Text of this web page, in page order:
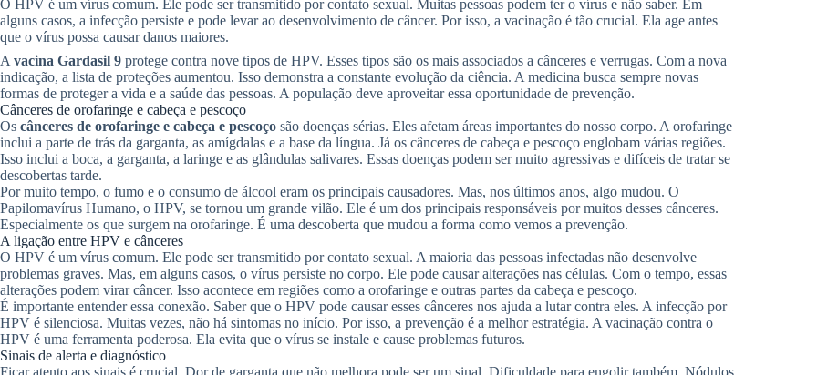
O HPV é um vírus comum. Ele pode ser transmitido por contato sexual. Muitas pessoas podem ter o vírus e não saber. Em
alguns casos, a infecção persiste e pode levar ao desenvolvimento de câncer. Por isso, a vacinação é tão crucial. Ela age antes
que o vírus possa causar danos maiores.
Avacina Gardasil 9 protege contra nove tipos de HPV. Esses tipos são os mais associados a cânceres e verrugas. Com a nova
indicação, a lista de proteções aumentou. Isso demonstra a constante evolução da ciência. A medicina busca sempre novas
formas de proteger a vida e a saúde das pessoas. A população deve aproveitar essa oportunidade de prevenção.
Cânceres de orofaringe e cabeça e pescoço
Os cânceres de orofaringe e cabeça e pescoço são doenças sérias. Eles afetam áreas importantes do nosso corpo. A orofaringe
inclui a parte de trás da garganta, as amígdalas e a base da língua. Já os cânceres de cabeça e pescoço englobam várias regiões.
Isso inclui a boca, a garganta, a laringe e as glândulas salivares. Essas doenças podem ser muito agressivas e difíceis de tratar se
descobertas tarde.
Por muito tempo, o fumo e o consumo de álcool eram os principais causadores. Mas, nos últimos anos, algo mudou. O
Papilomavírus Humano, o HPV, se tornou um grande vilão. Ele é um dos principais responsáveis por muitos desses cânceres.
Especialmente os que surgem na orofaringe. É uma descoberta que mudou a forma como vemos a prevenção.
A ligação entre HPV e cânceres
O HPV é um vírus comum. Ele pode ser transmitido por contato sexual. A maioria das pessoas infectadas não desenvolve
problemas graves. Mas, em alguns casos, o vírus persiste no corpo. Ele pode causar alterações nas células. Com o tempo, essas
alterações podem virar câncer. Isso acontece em regiões como a orofaringe e outras partes da cabeça e pescoço.
É importante entender essa conexão. Saber que o HPV pode causar esses cânceres nos ajuda a lutar contra eles. A infecção por
HPV é silenciosa. Muitas vezes, não há sintomas no início. Por isso, a prevenção é a melhor estratégia. A vacinação contra o
HPV é uma ferramenta poderosa. Ela evita que o vírus se instale e cause problemas futuros.
Sinais de alerta e diagnóstico